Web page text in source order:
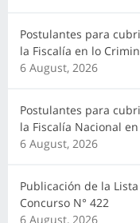
Postulantes para
la Fiscalía en lo
6 August, 2026
Postulantes para
la Fiscalía Nacional
6 August, 2026
Publicación de la
Concurso N° 422
6 August, 2026